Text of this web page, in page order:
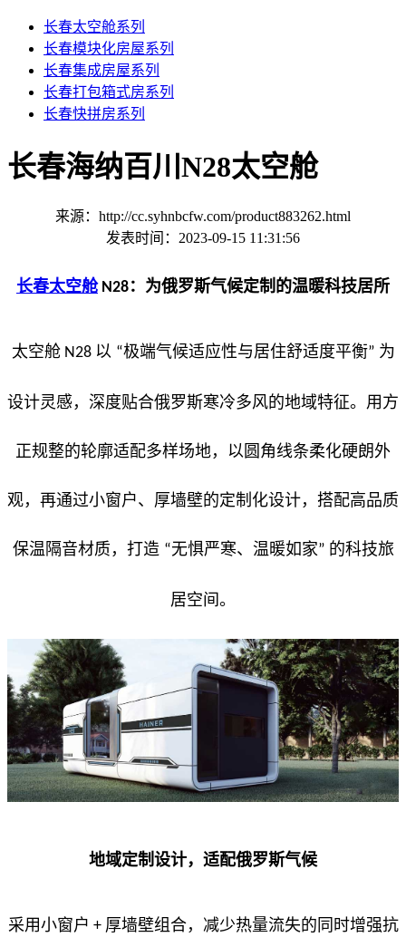
长春太空舱系列
长春模块化房屋系列
长春集成房屋系列
长春打包箱式房系列
长春快拼房系列
长春海纳百川N28太空舱
来源：http://cc.syhnbcfw.com/product883262.html
发表时间：2023-09-15 11:31:56
长春太空舱 N28：为俄罗斯气候定制的温暖科技居所
太空舱 N28 以 “极端气候适应性与居住舒适度平衡” 为
设计灵感，深度贴合俄罗斯寒冷多风的地域特征。用方
正规整的轮廓适配多样场地，以圆角线条柔化硬朗外
观，再通过小窗户、厚墙壁的定制化设计，搭配高品质
保温隔音材质，打造 “无惧严寒、温暖如家” 的科技旅
居空间。
地域定制设计，适配俄罗斯气候
采用小窗户 + 厚墙壁组合，减少热量流失的同时增强抗